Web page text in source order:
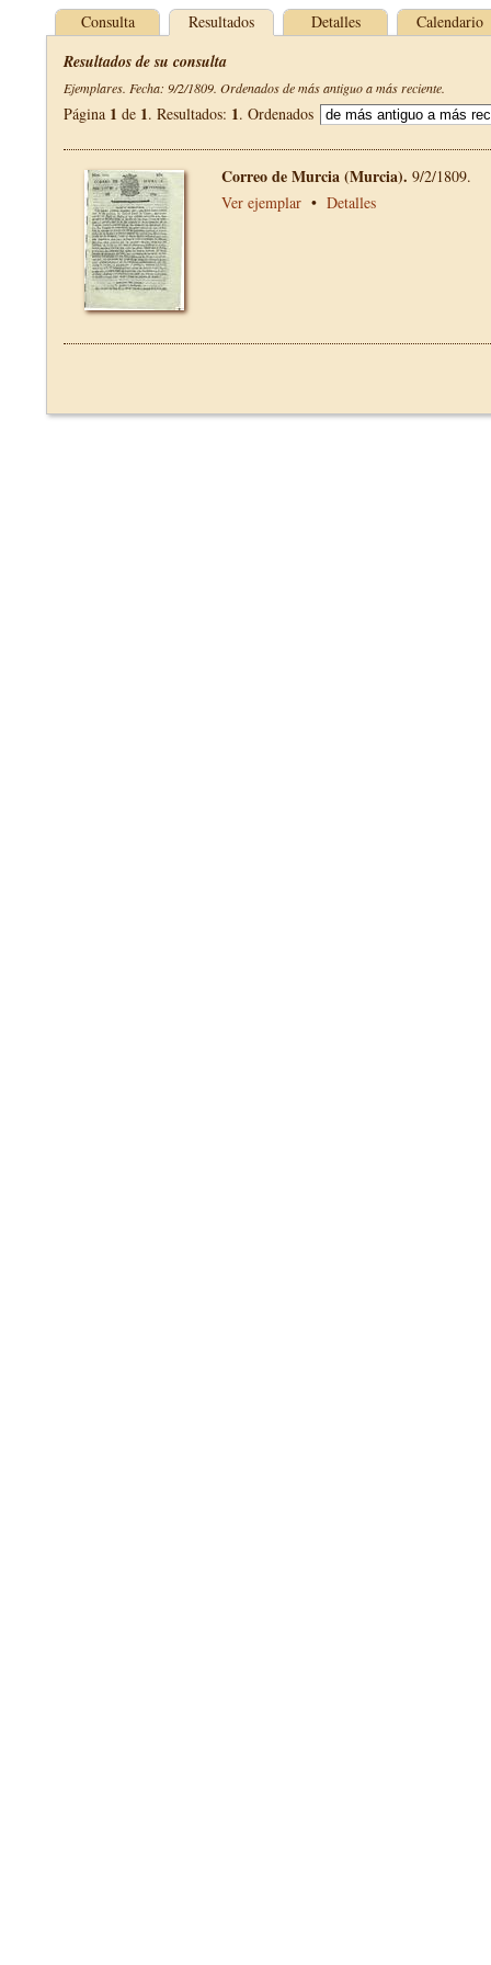
Consulta Resultados Detalles Calendario
Resultados de su consulta
Ejemplares. Fecha: 9/2/1809. Ordenados de más antiguo a más reciente.
Página 1 de 1. Resultados: 1. Ordenados
Correo de Murcia (Murcia). 9/2/1809.
Ver ejemplar • Detalles